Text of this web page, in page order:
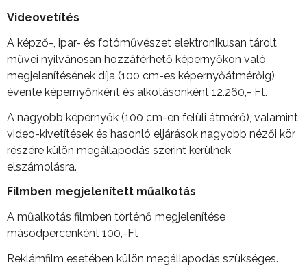
Videovetítés
A képző-, ipar- és fotóművészet elektronikusan tárolt
művei nyilvánosan hozzáférhető képernyőkön való
megjelenítésének díja (100 cm-es képernyőátmérőig)
évente képernyőnként és alkotásonként 12.260,- Ft.
A nagyobb képernyők (100 cm-en felüli átmérő), valamint
video-kivetítések és hasonló eljárások nagyobb nézői kör
részére külön megállapodás szerint kerülnek
elszámolásra.
Filmben megjelenített műalkotás
A műalkotás filmben történő megjelenítése
másodpercenként 100,-Ft
Reklámfilm esetében külön megállapodás szükséges.